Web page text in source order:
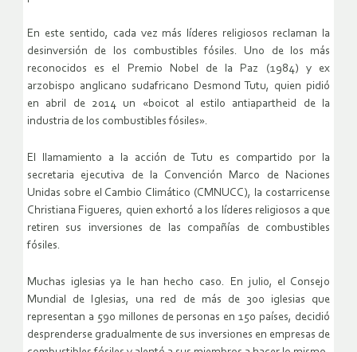
En este sentido, cada vez más líderes religiosos reclaman la
desinversión de los combustibles fósiles. Uno de los más
reconocidos es el Premio Nobel de la Paz (1984) y ex
arzobispo anglicano sudafricano Desmond Tutu, quien pidió
en abril de 2014 un «boicot al estilo antiapartheid de la
industria de los combustibles fósiles».
El llamamiento a la acción de Tutu es compartido por la
secretaria ejecutiva de la Convención Marco de Naciones
Unidas sobre el Cambio Climático (CMNUCC), la costarricense
Christiana Figueres, quien exhortó a los líderes religiosos a que
retiren sus inversiones de las compañías de combustibles
fósiles.
Muchas iglesias ya le han hecho caso. En julio, el Consejo
Mundial de Iglesias, una red de más de 300 iglesias que
representan a 590 millones de personas en 150 países, decidió
desprenderse gradualmente de sus inversiones en empresas de